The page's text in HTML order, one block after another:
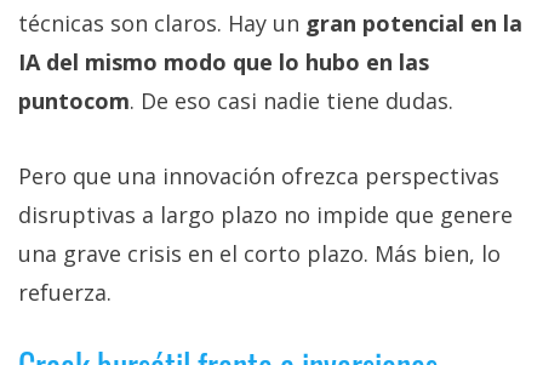
técnicas son claros. Hay un gran potencial en la
IA del mismo modo que lo hubo en las
puntocom. De eso casi nadie tiene dudas.
Pero que una innovación ofrezca perspectivas
disruptivas a largo plazo no impide que genere
una grave crisis en el corto plazo. Más bien, lo
refuerza.